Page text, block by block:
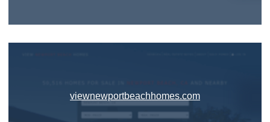
viewnewportbeachhomes.com